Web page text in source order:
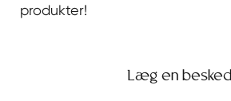
produkter!
Læg en besked